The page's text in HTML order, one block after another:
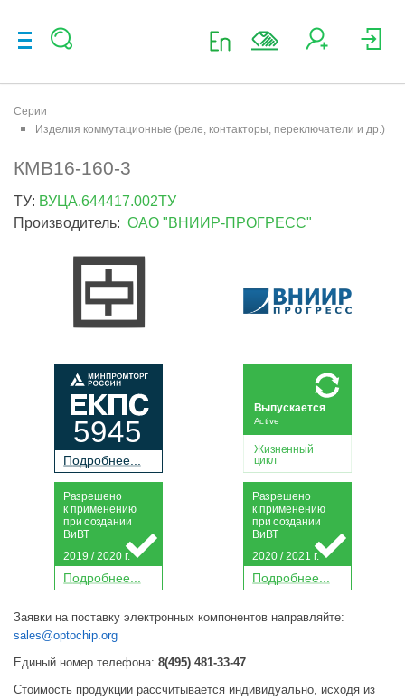
Серии
Изделия коммутационные (реле, контакторы, переключатели и др.)
КМВ16-160-3
ТУ: ВУЦА.644417.002ТУ
Производитель: ОАО "ВНИИР-ПРОГРЕСС"
Подробнее...
5945
Жизненный
цикл
Active
Выпускается
Подробнее...
Разрешено
к применению
присоздании
Ви ВТ
2019 / 2020 г.
Подробнее...
Разрешено
к применению
присоздании
Ви ВТ
2020 / 2021 г.
Заявки на поставку электронных компонентов направляйте:
sales@optochip.org
Единый номер телефона: 8(495) 481-33-47
Стоимость продукции рассчитывается индивидуально, исходя из